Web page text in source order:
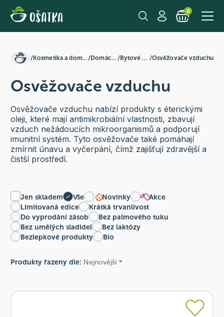
0
/ Kosmetika a domácnost / Domácnost / Bytové vůně /Osvěžovače vzduchu
Osvěžovače vzduchu
Osvěžovače vzduchu nabízí produkty s éterickými
oleji, které mají antimikrobiální vlastnosti, zbavují
vzduch nežádoucích mikroorganismů a podporují
imunitní systém. Tyto osvěžovače také pomáhají
zmírnit únavu a vyčerpání, čímž zajišťují zdravější a
čistší prostředí.
Jen skladem Vše Novinky
Akce
Limitovaná edice
Krátká trvanlivost
Do vyprodání zásob
Bez palmového tuku
Bez umělých sladidel
Bez laktózy
Bezlepkové produkty
Bio
Produkty řazeny dle: Nejnovější